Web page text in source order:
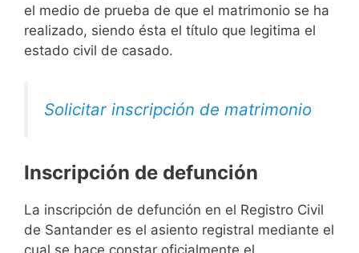
el medio de prueba de que el matrimonio se ha
realizado, siendo ésta el título que legitima el
estado civil de casado.
Solicitar inscripción de matrimonio
Inscripción de defunción
La inscripción de defunción en el Registro Civil
de Santander es el asiento registral mediante el